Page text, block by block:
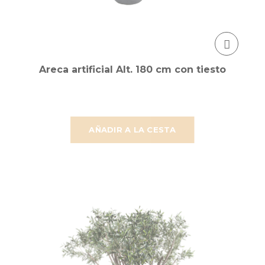
AÑADIR A LA CESTA
Areca artificial Alt. 180 cm con tiesto